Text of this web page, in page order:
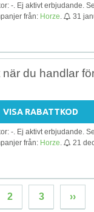
-. Ej aktivt erbjudande.
från: Horze 31
du handlar
VISA RABATTKOD
-. Ej aktivt erbjudande.
från: Horze 21
2 3 ››